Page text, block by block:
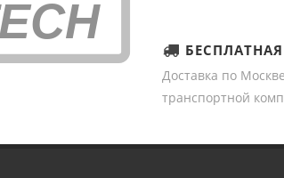
Доставка по
транспортной